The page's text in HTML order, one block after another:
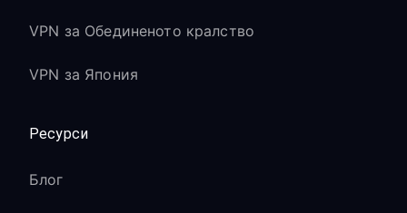
VPN за Обединеното кралство
VPN за Япония
Ресурси
Блог